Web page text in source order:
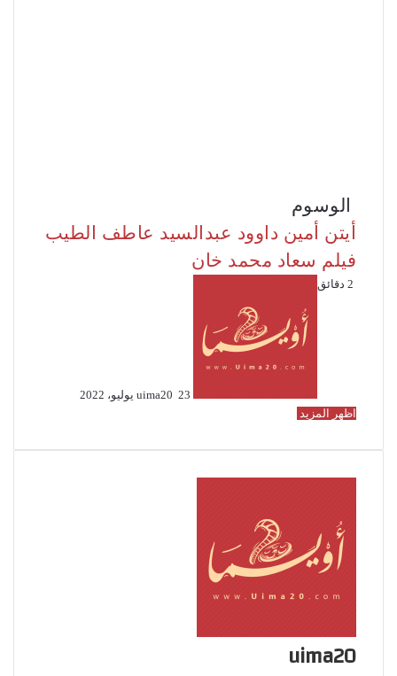
الوسوم
أيتن أمين داوود عبدالسيد عاطف الطيب
فيلم سعاد محمد خان
uima20 23 يوليو، 2022
اظهر المزيد
uima20